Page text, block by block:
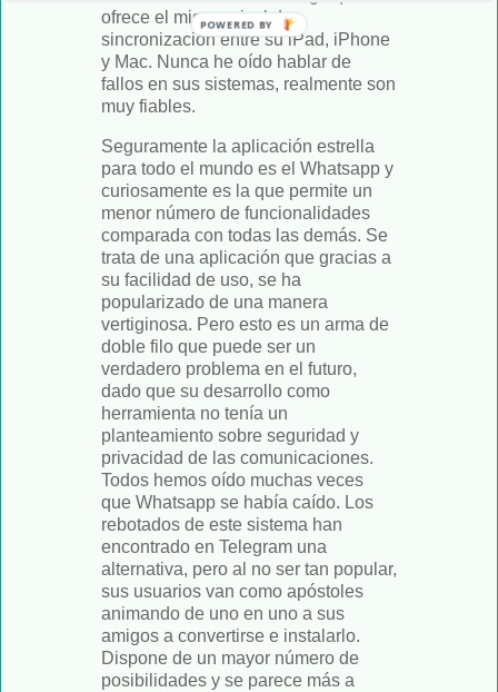
ofrece el mismo nivel de
sincronización entre su iPad, iPhone
y Mac. Nunca he oído hablar de
fallos en sus sistemas, realmente son
muy fiables.
Seguramente la aplicación estrella
para todo el mundo es el Whatsapp y
curiosamente es la que permite un
menor número de funcionalidades
comparada con todas las demás. Se
trata de una aplicación que gracias a
su facilidad de uso, se ha
popularizado de una manera
vertiginosa. Pero esto es un arma de
doble filo que puede ser un
verdadero problema en el futuro,
dado que su desarrollo como
herramienta no tenía un
planteamiento sobre seguridad y
privacidad de las comunicaciones.
Todos hemos oído muchas veces
que Whatsapp se había caído. Los
rebotados de este sistema han
encontrado en Telegram una
alternativa, pero al no ser tan popular,
sus usuarios van como apóstoles
animando de uno en uno a sus
amigos a convertirse e instalarlo.
Dispone de un mayor número de
posibilidades y se parece más a
POWERED BY